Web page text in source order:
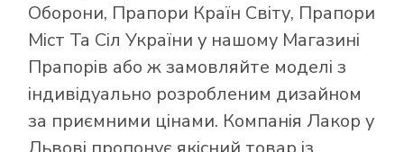
Оборони, Прапори Країн Світу, Прапори
Міст Та Сіл України у нашому Магазині
Прапорів або ж замовляйте моделі з
індивідуально розробленим дизайном
за приємними цінами. Компанія Лакор у